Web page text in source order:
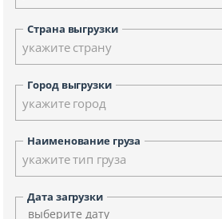
Страна выгрузки
укажите страну
Город выгрузки
укажите город
Наименование груза
укажите тип груза
Дата загрузки